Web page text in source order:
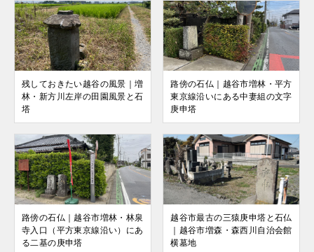
残しておきたい越谷の風景｜増
林・新方川左岸の田園風景と石
塔
路傍の石仏｜越谷市増林・平方
東京線沿いにある中妻組の文字
庚申塔
路傍の石仏｜越谷市増林・林泉
寺入口（平方東京線沿い）にあ
る二基の庚申塔
越谷市最古の三猿庚申塔と石仏
｜越谷市増森・森西川自治会館
横墓地